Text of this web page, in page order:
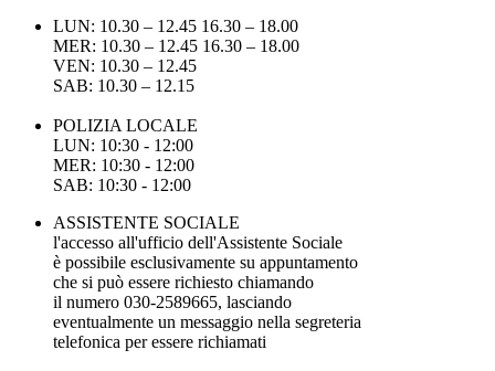
LUN: 10.30 – 12.45 16.30 – 18.00
MER: 10.30 – 12.45 16.30 – 18.00
VEN: 10.30 – 12.45
SAB: 10.30 – 12.15
POLIZIA LOCALE
LUN: 10:30 - 12:00
MER: 10:30 - 12:00
SAB: 10:30 - 12:00
ASSISTENTE SOCIALE
l'accesso all'ufficio dell'Assistente Sociale
è possibile esclusivamente su appuntamento
che si può essere richiesto chiamando
il numero 030-2589665, lasciando
eventualmente un messaggio nella segreteria
telefonica per essere richiamati